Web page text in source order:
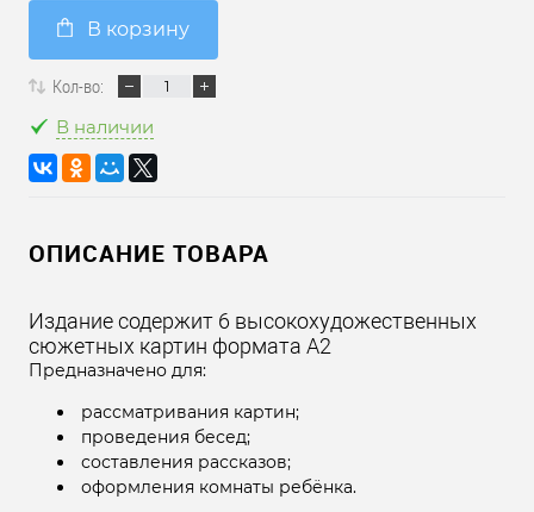
В корзину
Кол-во:
В наличии
ОПИСАНИЕ ТОВАРА
Издание содержит 6 высокохудожественных
сюжетных картин формата А2
Предназначено для:
рассматривания картин;
проведения бесед;
составления рассказов;
оформления комнаты ребёнка.